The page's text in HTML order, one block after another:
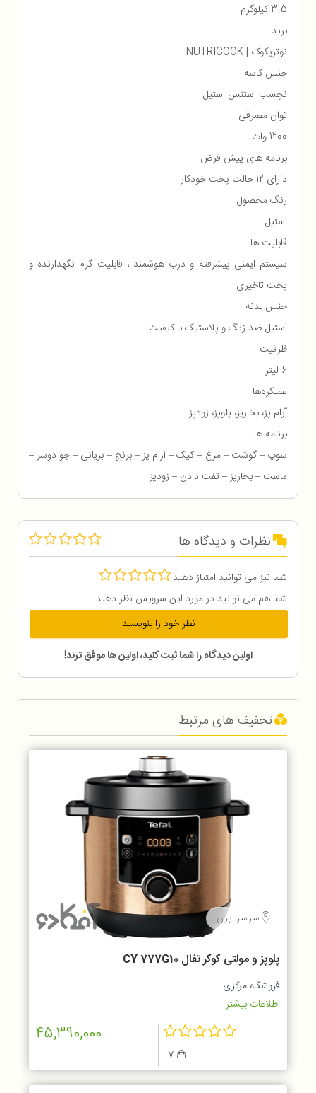
3.5 کیلوگرم
برند
نوتریکوک | NUTRICOOK
جنس کاسه
نچسب استنس استیل
توان مصرفی
1200 وات
برنامه های پیش فرض
دارای 12 حالت پخت خودکار
رنگ محصول
استیل
قابلیت ها
سیستم ایمنی پیشرفته و درب هوشمند ، قابلیت گرم نگهدارنده و
پخت تاخیری
جنس بدنه
استیل ضد زنگ و پلاستیک با کیفیت
ظرفیت
6 لیتر
عملکردها
آرام پز، بخارپز، پلوپز، زودپز
برنامه ها
سوپ – گوشت – مرغ – کیک – آرام پز – برنج – بریانی – جو دوسر –
ماست – بخارپز – تفت دادن – زودپز
نظرات و دیدگاه ها
شما نیز می توانید امتیاز دهید
شما هم می توانید در مورد این سرویس نظر دهید
نظر خود را بنویسید
اولین دیدگاه را شما ثبت کنید، اولین ها موفق ترند!
تخفیف های مرتبط
سراسر ایران
پلوپز و مولتی کوکر تفال CY 777G10
فروشگاه مرکزی
اطلاعات بیشتر...
45,390,000